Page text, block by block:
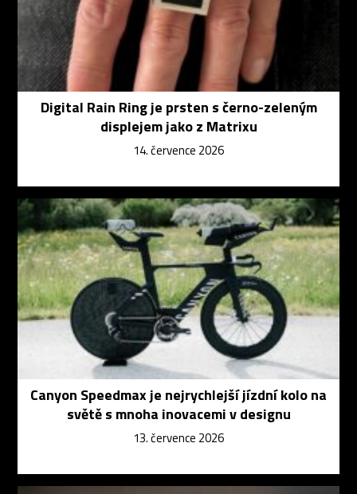
Digital Rain Ring je prsten s černo-zeleným
displejem jako z Matrixu
14. července 2026
Canyon Speedmax je nejrychlejší jízdní kolo na
světě s mnoha inovacemi v designu
13. července 2026